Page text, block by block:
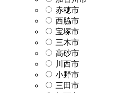
赤穂市
西脇市
宝塚市
三木市
高砂市
川西市
小野市
三田市